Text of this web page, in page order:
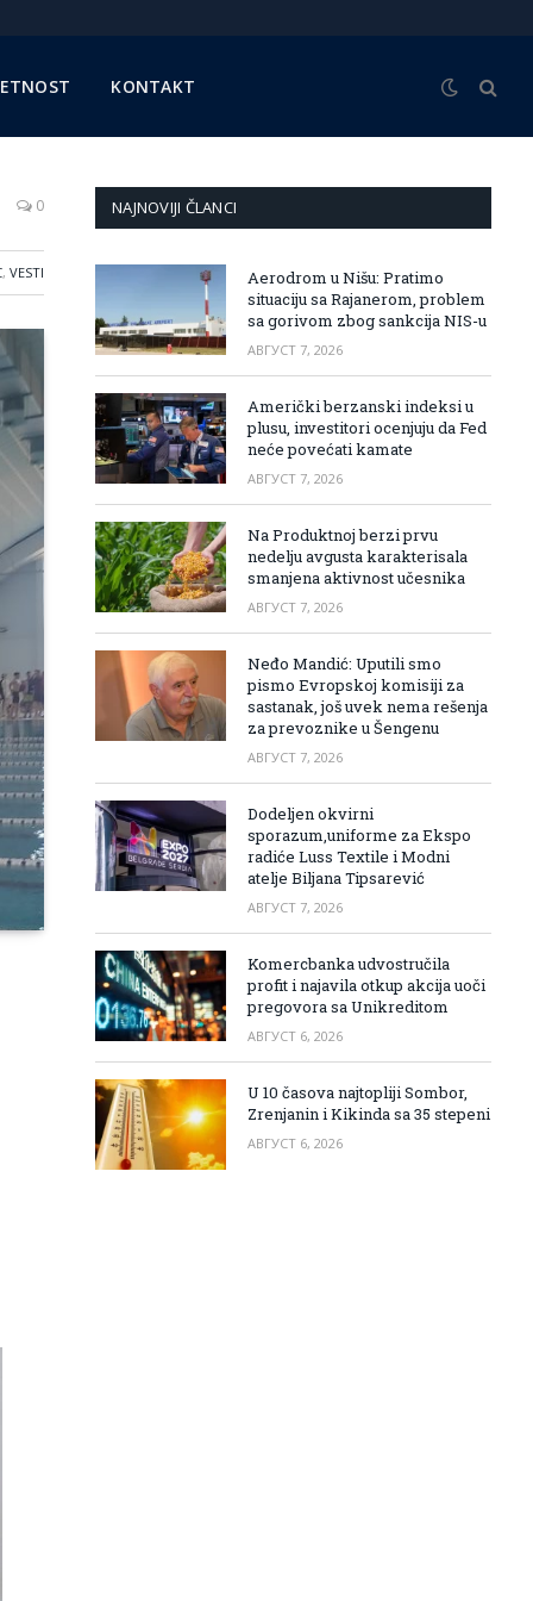
KONTAKT
0
, VESTI
NAJNOVIJI ČLANCI
Aerodrom u Nišu: Pratimo
situaciju sa Rajanerom, problem
sa gorivom zbog sankcija NIS-u
АВГУСТ 7, 2026
Američki berzanski indeksi u
plusu, investitori ocenjuju da Fed
neće povećati kamate
АВГУСТ 7, 2026
Na Produktnoj berzi prvu
nedelju avgusta karakterisala
smanjena aktivnost učesnika
АВГУСТ 7, 2026
Neđo Mandić: Uputili smo
pismo Evropskoj komisiji za
sastanak, još uvek nema rešenja
za prevoznike u Šengenu
АВГУСТ 7, 2026
Dodeljen okvirni
sporazum,uniforme za Ekspo
radiće Luss Textile i Modni
atelje Biljana Tipsarević
АВГУСТ 7, 2026
Komercbanka udvostručila
profit i najavila otkup akcija uoči
pregovora sa Unikreditom
АВГУСТ 6, 2026
U 10 časova najtopliji Sombor,
Zrenjanin i Kikinda sa 35 stepeni
АВГУСТ 6, 2026